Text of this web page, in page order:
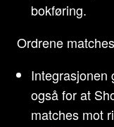
bokføring.
Ordrene
Integrasjonen
også for at
matches mot